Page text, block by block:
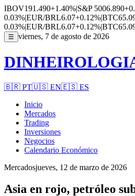
IBOV191.490+1.40%|S&P 5006.890
0.03%|EUR/BRL6.07+0.12%|BTC
0.03%|EUR/BRL6.07+0.12%|BTC
☰ viernes, 7 de agosto de 2026
🇧🇷 PT🇺🇸 EN🇪🇸 ES
Inicio
Mercados
Trading
Inversiones
Negocios
Calendario Económico
Mercadosjueves, 12 de marzo de 2026
Asia en rojo, petróleo